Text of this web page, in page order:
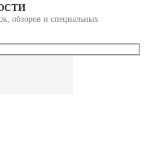
обзоров и специальных